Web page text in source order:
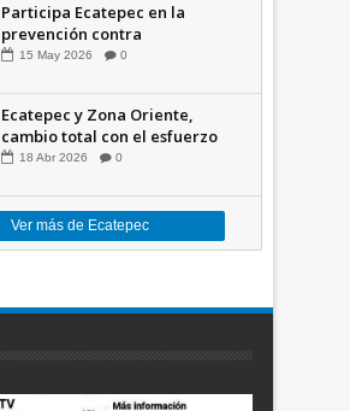
Participa Ecatepec en la
prevención contra
inundaciones en el Valle de
15 May 2026 0
Ecatepec y Zona Oriente,
cambio total con el esfuerzo
conjunto: Azucena; retiran 21
18 Abr 2026 0
Ver más de Ecatepec